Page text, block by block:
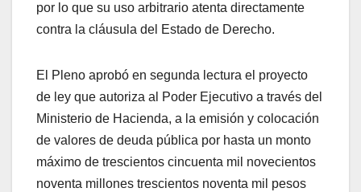
por lo que su uso arbitrario atenta directamente
contra la cláusula del Estado de Derecho.
El Pleno aprobó en segunda lectura el proyecto
de ley que autoriza al Poder Ejecutivo a través del
Ministerio de Hacienda, a la emisión y colocación
de valores de deuda pública por hasta un monto
máximo de trescientos cincuenta mil novecientos
noventa millones trescientos noventa mil pesos